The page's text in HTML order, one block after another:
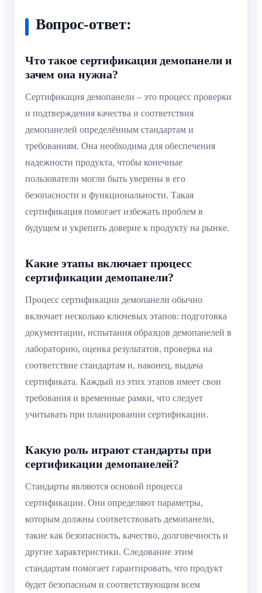
Вопрос-ответ:
Что такое сертификация демопанели и
зачем она нужна?
Сертификация демопанели – это процесс проверки
и подтверждения качества и соответствия
демопанелей определённым стандартам и
требованиям. Она необходима для обеспечения
надежности продукта, чтобы конечные
пользователи могли быть уверены в его
безопасности и функциональности. Такая
сертификация помогает избежать проблем в
будущем и укрепить доверие к продукту на рынке.
Какие этапы включает процесс
сертификации демопанели?
Процесс сертификации демопанели обычно
включает несколько ключевых этапов: подготовка
документации, испытания образцов демопанелей в
лабораторию, оценка результатов, проверка на
соответствие стандартам и, наконец, выдача
сертификата. Каждый из этих этапов имеет свои
требования и временные рамки, что следует
учитывать при планировании сертификации.
Какую роль играют стандарты при
сертификации демопанелей?
Стандарты являются основой процесса
сертификации. Они определяют параметры,
которым должны соответствовать демопанели,
такие как безопасность, качество, долговечность и
другие характеристики. Следование этим
стандартам помогает гарантировать, что продукт
будет безопасным и соответствующим всем